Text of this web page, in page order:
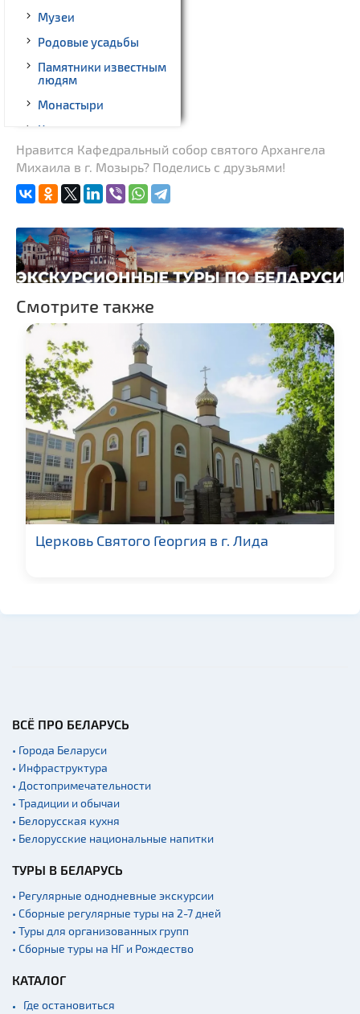
Музеи
Родовые усадьбы
Памятники известным
людям
Монастыри
Костелы
Национальные парки и
заказники
Нравится Кафедральный собор святого Архангела
Михаила в г. Мозырь? Поделись с друзьями!
Смотрите также
Церковь Святого Георгия в г. Лида
ВСЁ ПРО БЕЛАРУСЬ
• Города Беларуси
• Инфраструктура
• Достопримечательности
• Традиции и обычаи
• Белорусская кухня
• Белорусские национальные напитки
ТУРЫ В БЕЛАРУСЬ
• Регулярные однодневные экскурсии
• Сборные регулярные туры на 2-7 дней
• Туры для организованных групп
• Сборные туры на НГ и Рождество
КАТАЛОГ
Где остановиться